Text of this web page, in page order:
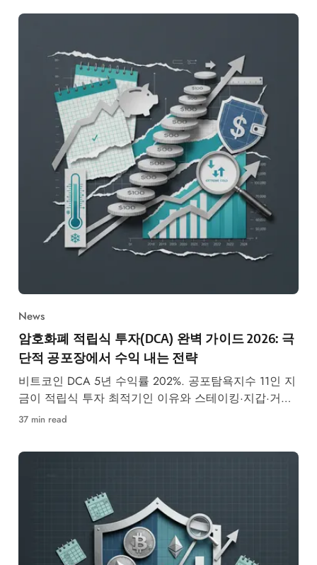
News
암호화폐 적립식 투자(DCA) 완벽 가이드 2026: 극
단적 공포장에서 수익 내는 전략
비트코인 DCA 5년 수익률 202%. 공포탐욕지수 11인 지
금이 적립식 투자 최적기인 이유와 스테이킹·지갑·거래
소 선택법까지 총정리.
37 min read